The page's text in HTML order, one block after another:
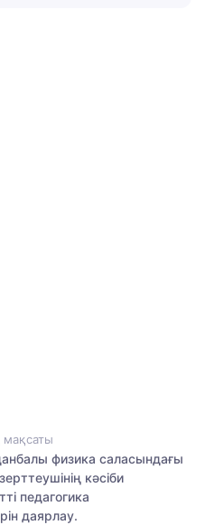
мақсаты
физика саласындағы
кәсіби
педагогика
даярлау.